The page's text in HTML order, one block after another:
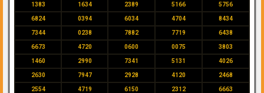
1383 1634 2389 5166 5756
6824 0394 6034 4704 8434
7344 0238 7882 7719 6438
6673 4720 0600 0075 3803
1460 2990 7341 5131 4026
2630 7947 2928 4120 2468
2554 4719 6150 2312 6663